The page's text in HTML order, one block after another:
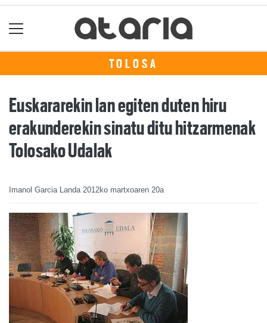
TOLOSA
Euskararekin lan egiten duten hiru
erakunderekin sinatu ditu hitzarmenak
Tolosako Udalak
Imanol Garcia Landa 2012ko martxoaren 20a